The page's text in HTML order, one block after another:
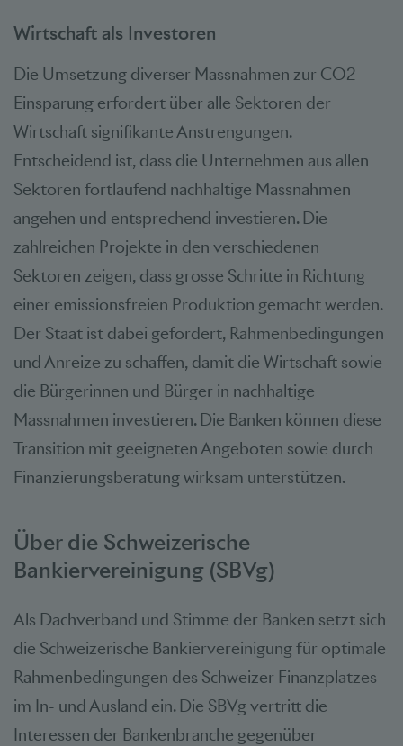
Wirtschaft als Investoren
Die Umsetzung diverser Massnahmen zur CO2-
Einsparung erfordert über alle Sektoren der
Wirtschaft signifikante Anstrengungen.
Entscheidend ist, dass die Unternehmen aus allen
Sektoren fortlaufend nachhaltige Massnahmen
angehen und entsprechend investieren. Die
zahlreichen Projekte in den verschiedenen
Sektoren zeigen, dass grosse Schritte in Richtung
einer emissionsfreien Produktion gemacht werden.
Der Staat ist dabei gefordert, Rahmenbedingungen
und Anreize zu schaffen, damit die Wirtschaft sowie
die Bürgerinnen und Bürger in nachhaltige
Massnahmen investieren. Die Banken können diese
Transition mit geeigneten Angeboten sowie durch
Finanzierungsberatung wirksam unterstützen.
Über die Schweizerische
Bankiervereinigung (SBVg)
Als Dachverband und Stimme der Banken setzt sich
die Schweizerische Bankiervereinigung für optimale
Rahmenbedingungen des Schweizer Finanzplatzes
im In- und Ausland ein. Die SBVg vertritt die
Interessen der Bankenbranche gegenüber